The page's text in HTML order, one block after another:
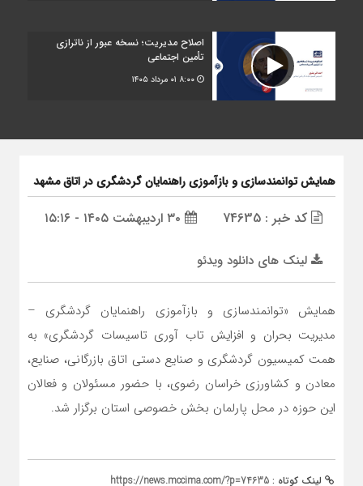
اصلاح مدیریت؛ نسخه عبور از ناترازی
تأمین اجتماعی
۰۱ مرداد ۱۴۰۵
همایش توانمندسازی و بازآموزی راهنمایان گردشگری در اتاق مشهد
کد خبر : 74635
لینک های دانلود ویدئو
همایش «توانمندسازی و بازآموزی راهنمایان گردشگری –
مدیریت بحران و افزایش تاب آوری تاسیسات گردشگری» به
همت کمیسیون گردشگری و صنایع دستی اتاق بازرگانی، صنایع،
معادن و کشاورزی خراسان رضوی، با حضور مسئولان و فعالان
این حوزه در محل پارلمان بخش خصوصی استان برگزار شد.
لینک کوتاه : https://news.mccima.com/?p=74635